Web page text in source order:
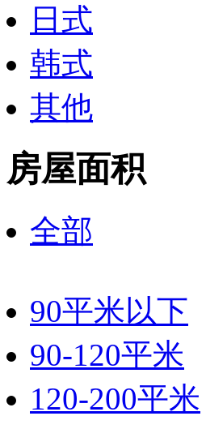
日式
韩式
其他
房屋面积
全部
90平米以下
90-120平米
120-200平米